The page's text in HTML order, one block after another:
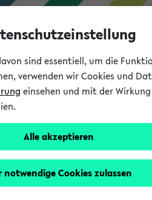
sind essentiell, um die
verwenden wir Cookies und
einsehen und mit der
Alle akzeptieren
notwendige Cookies zulassen